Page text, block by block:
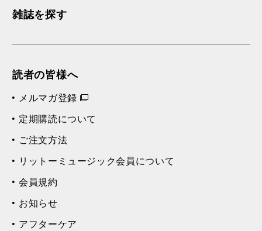
雑誌を探す
読者の皆様へ
メルマガ登録
定期購読について
ご注文方法
リットーミュージック会員について
会員規約
お知らせ
アフターケア